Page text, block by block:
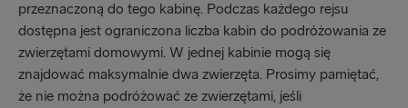
przeznaczoną do tego kabinę. Podczas każdego rejsu
dostępna jest ograniczona liczba kabin do podróżowania ze
zwierzętami domowymi. W jednej kabinie mogą się
znajdować maksymalnie dwa zwierzęta. Prosimy pamiętać,
że nie można podróżować ze zwierzętami, jeśli